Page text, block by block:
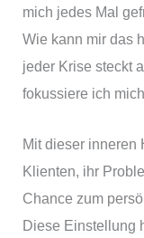
mich jedes Mal
Wie kann mir das
jeder Krise steckt
fokussiere ich
Mit dieser inneren
Klienten, ihr
Chance zum
Diese Einstellung